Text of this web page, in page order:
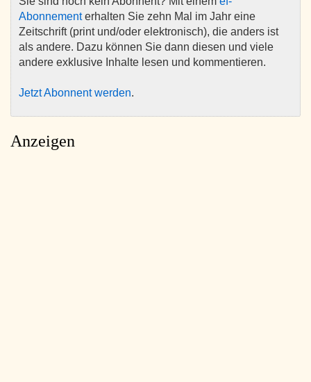
Abonnementerhalten Sie zehn Mal im Jahr eine
Zeitschrift (print und/oder elektronisch), die anders ist
als andere. Dazu können Sie dann diesen und viele
andere exklusive Inhalte lesen und kommentieren.
Jetzt Abonnent werden.
Anzeigen